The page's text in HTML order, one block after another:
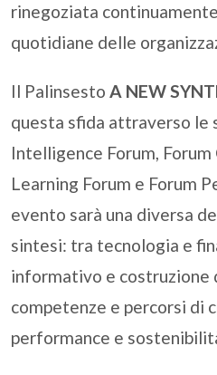
rinegoziata
quotidiane delle
Il Palinsesto A NEW
questa sfida attraverso le
Intelligence Forum, Forum
Learning Forum e Forum
evento sarà una diversa
sintesi: tra tecnologia e
informativo e costruzione
competenze e percorsi di
performance e